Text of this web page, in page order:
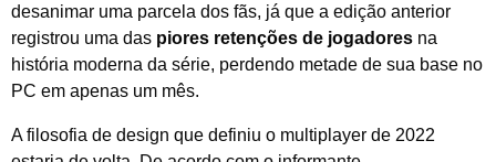
desanimar uma parcela dos fãs, já que a edição anterior
registrou uma das piores retenções de jogadores na
história moderna da série, perdendo metade de sua base no
PC em apenas um mês.
A filosofia de design que definiu o multiplayer de 2022